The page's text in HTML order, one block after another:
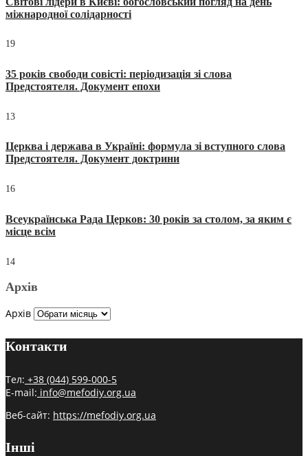
міжнародної солідарності
19
35 років свободи совісті: періодизація зі слова
Предстоятеля. Документ епохи
13
Церква і держава в Україні: формула зі вступного слова
Предстоятеля. Документ доктрини
16
Всеукраїнська Рада Церков: 30 років за столом, за яким є
місце всім
14
Архів
Архів
Контакти
Тел: +38 (044) 599-000-5
E-mail: info@mefodiy.org.ua
Веб-сайт: https://mefodiy.org.ua
Інші